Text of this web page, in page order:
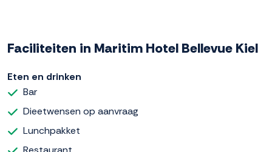
Faciliteiten in Maritim Hotel Bellevue Kiel
Eten en drinken
Bar
Dieetwensen op aanvraag
Lunchpakket